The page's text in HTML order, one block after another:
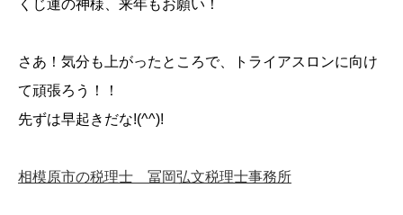
くじ運の神様、来年もお願い！
さあ！気分も上がったところで、トライアスロンに向け
て頑張ろう！！
先ずは早起きだな!(^^)!
相模原市の税理士 冨岡弘文税理士事務所